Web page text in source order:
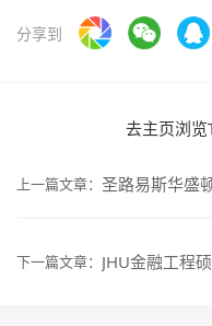
分享到
去主页浏览
上一篇文章： 圣路易斯华
下一篇文章： JHU金融工程